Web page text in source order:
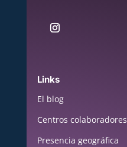
Links
El blog
Centros colaboradores
Presencia geográfica